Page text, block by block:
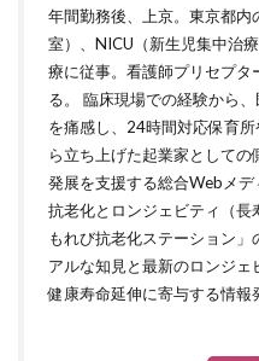
年間勤務後、上京。東京都内
室）、NICU（新生児集中治
療に従事。看護師プリセプタ
る。 臨床現場での経験から
を痛感し、24時間対応保育
ら立ち上げた起業家として
発展を支援する総合Webメデ
抗老化とロンジェビティ（長
もれび抗老化ステーション
アルな知見と最新のロンジ
健康寿命延伸に寄与する情報